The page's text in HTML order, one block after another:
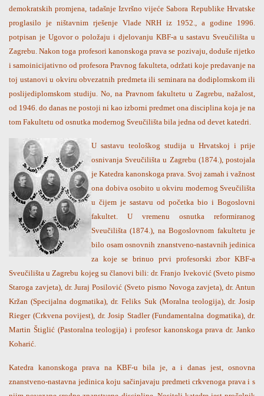
demokratskih promjena, tadašnje Izvršno vijeće Sabora Republike Hrvatske
proglasilo je ništavnim rješenje Vlade NRH iz 1952., a godine 1996.
potpisan je Ugovor o položaju i djelovanju KBF-a u sastavu Sveučilišta u
Zagrebu. Nakon toga profesori kanonskoga prava se pozivaju, doduše rijetko
i samoinicijativno od profesora Pravnog fakulteta, održati koje predavanje na
toj ustanovi u okviru obvezatnih predmeta ili seminara na dodiplomskom ili
poslijediplomskom studiju. No, na Pravnom fakultetu u Zagrebu, nažalost,
od 1946. do danas ne postoji ni kao izborni predmet ona disciplina koja je na
tom Fakultetu od osnutka modernog Sveučilišta bila jedna od devet katedri.
U sastavu teološkog studija u Hrvatskoj i prije
osnivanja Sveučilišta u Zagrebu (1874.), postojala
je Katedra kanonskoga prava. Svoj zamah i važnost
ona dobiva osobito u okviru modernog Sveučilišta
u čijem je sastavu od početka bio i Bogoslovni
fakultet. U vremenu osnutka reformiranog
Sveučilišta (1874.), na Bogoslovnom fakultetu je
bilo osam osnovnih znanstveno-nastavnih jedinica
za koje se brinuo prvi profesorski zbor KBF-a
Sveučilišta u Zagrebu kojeg su članovi bili: dr. Franjo Iveković (Sveto pismo
Staroga zavjeta), dr. Juraj Posilović (Sveto pismo Novoga zavjeta), dr. Antun
Kržan (Specijalna dogmatika), dr. Feliks Suk (Moralna teologija), dr. Josip
Rieger (Crkvena povijest), dr. Josip Stadler (Fundamentalna dogmatika), dr.
Martin Štiglić (Pastoralna teologija) i profesor kanonskoga prava dr. Janko
Koharić.
Katedra kanonskoga prava na KBF-u bila je, a i danas jest, osnovna
znanstveno-nastavna jedinica koju sačinjavaju predmeti crkvenoga prava i s